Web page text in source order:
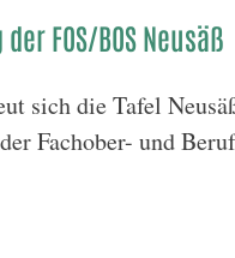
FOS/BOS Neusäß
sich die Tafel
Fachober- und